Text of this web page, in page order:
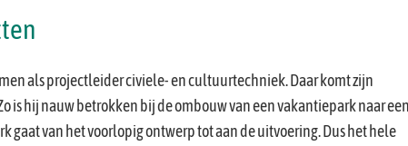
als projectleider civiele- en cultuurtechniek. Daar komt zijn
is hij nauw betrokken bij de ombouw van een vakantiepark naar
gaat van het voorlopig ontwerp tot aan de uitvoering. Dus het hele